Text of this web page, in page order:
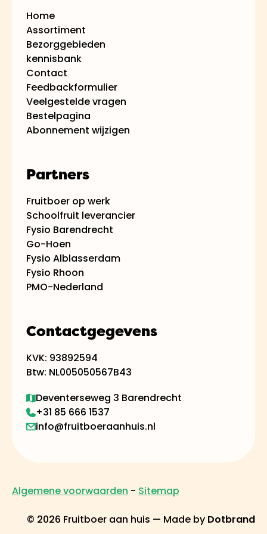
Home
Assortiment
Bezorggebieden
kennisbank
Contact
Feedbackformulier
Veelgestelde vragen
Bestelpagina
Abonnement wijzigen
Contactgegevens
KVK: 93892594
Btw: NL005050567B43
Deventerseweg 3 Barendrecht
+31 85 666 1537
info@fruitboeraanhuis.nl
Partners
Fruitboer op werk
Schoolfruit leverancier
Fysio Barendrecht
Go-Hoen
Fysio Alblasserdam
Fysio Rhoon
PMO-Nederland
Algemene voorwaarden - Sitemap
© 2026 Fruitboer aan huis — Made by Dotbrand